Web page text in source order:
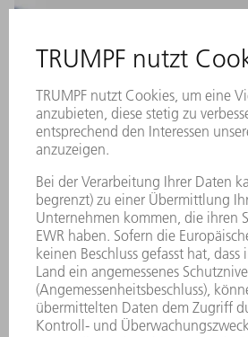
Klicken Sie sich durch unseren
anhand von Screenshots Schritt für
MyTRUMPF funktioniert. Mit
Kurzvideos "MyTRUMPF in a
einen Blick in unser Portal und die
Funktionen.